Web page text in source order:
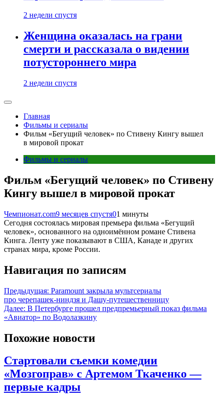
2 недели спустя
Женщина оказалась на грани
смерти и рассказала о видении
потустороннего мира
2 недели спустя
Главная
Фильмы и сериалы
Фильм «Бегущий человек» по Стивену Кингу вышел
в мировой прокат
Фильмы и сериалы
Фильм «Бегущий человек» по Стивену
Кингу вышел в мировой прокат
Чемпионат.com9 месяцев спустя01 минуты
Сегодня состоялась мировая премьера фильма «Бегущий
человек», основанного на одноимённом романе Стивена
Кинга. Ленту уже показывают в США, Канаде и других
странах мира, кроме России.
Навигация по записям
Предыдущая: Paramount закрыла мультсериалы
про черепашек-ниндзя и Дашу-путешественницу
Далее: В Петербурге прошел предпремьерный показ фильма
«Авиатор» по Водолазкину
Похожие новости
Стартовали съемки комедии
«Мозгоправ» с Артемом Ткаченко —
первые кадры